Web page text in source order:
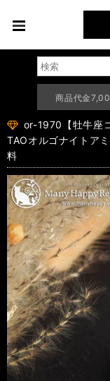
商品代金
or-1970【牡牛座
TAOオルゴナイトア
料